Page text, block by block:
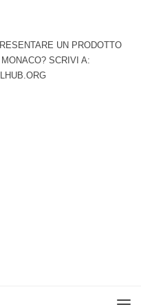
UN PRODOTTO
SCRIVI A: